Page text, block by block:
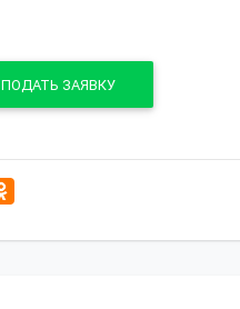
ПОДАТЬ ЗАЯВКУ